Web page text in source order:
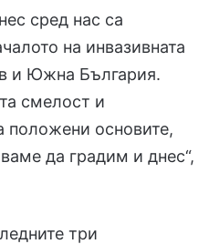
сред нас са
на инвазивната
и Южна България.
смелост и
положени основите,
да градим и днес“,
три